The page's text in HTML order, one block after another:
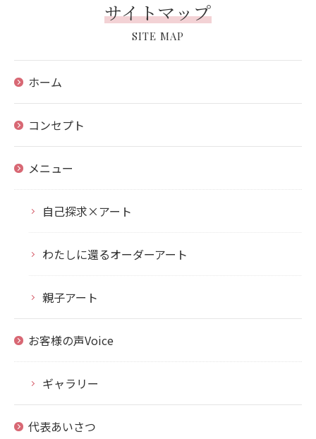
SITE MAP
サイトマップ
ホーム
コンセプト
メニュー
自己探求×アート
わたしに還るオーダーアート
親子アート
お客様の声Voice
ギャラリー
代表あいさつ